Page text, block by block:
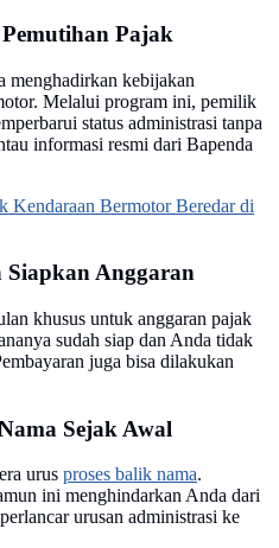
Pajak
menghadirkan kebijakan
Melalui program ini, pemilik
status administrasi tanpa
informasi resmi dari Bapenda
Kendaraan Bermotor Beredar di
Anggaran
khusus untuk anggaran pajak
sudah siap dan Anda tidak
juga bisa dilakukan
Sejak Awal
urus proses balik nama.
ini menghindarkan Anda dari
urusan administrasi ke